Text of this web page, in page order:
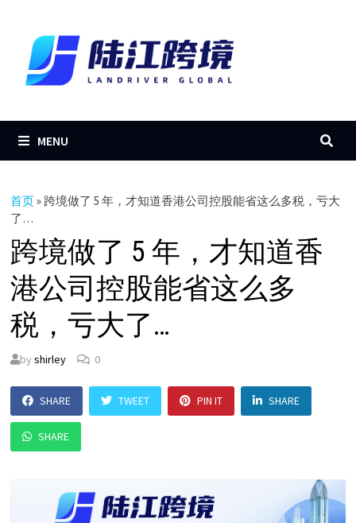
content
MENU
首页» 跨境做了 5 年，才知道香港公司控股能省这么多税，亏大
了…
跨境做了 5 年，才知道香
港公司控股能省这么多
税，亏大了…
byshirley 0
SHARE TWEET PIN IT SHARE
SHARE